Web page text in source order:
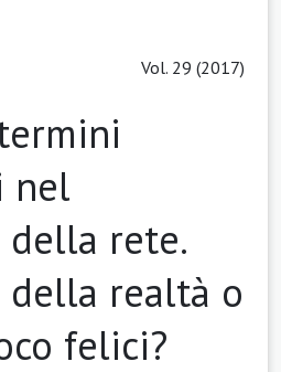
Vol. 29 (2017)
nel
rete.
della realtà o
felici?